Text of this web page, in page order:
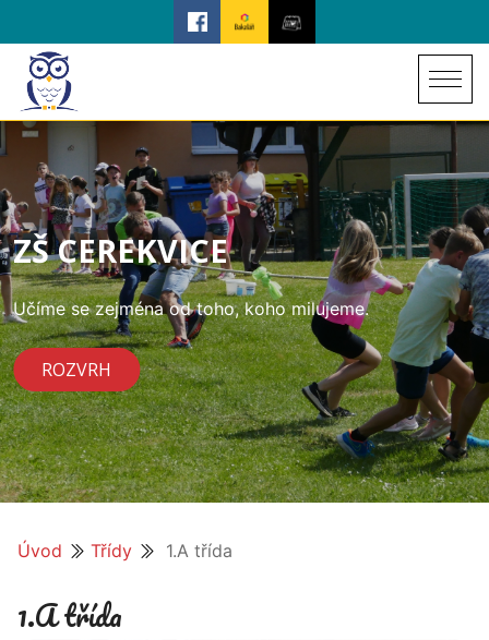
ZŠ CEREKVICE
Učíme se zejména od toho, koho milujeme.
ROZVRH
Úvod Třídy 1.A třída
1.A třída